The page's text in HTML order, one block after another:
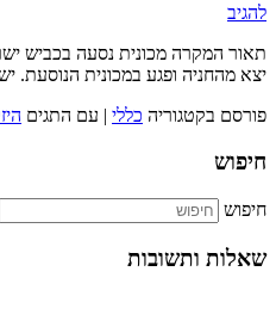
להגיב
תאור המקרה מכונית נסעה בכביש
יצא מהחניה ופגע במכונית הנוסעת.
פורסם בקטגוריה כללי | עם התגים
חיפוש
חיפוש
שאלות ותשובות